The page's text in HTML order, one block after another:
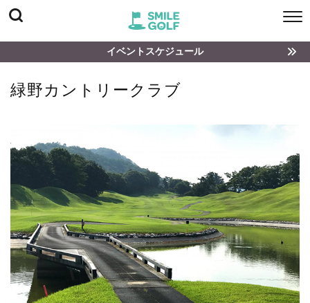
イベントスケジュール
緑野カントリークラブ